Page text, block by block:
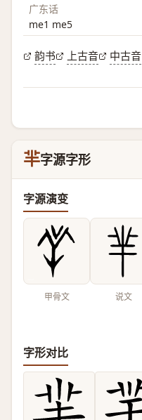
广东话
me1 me5
韵书 上古音 中古音
羋字源字形
字源演变
甲骨文 说文
字形对比